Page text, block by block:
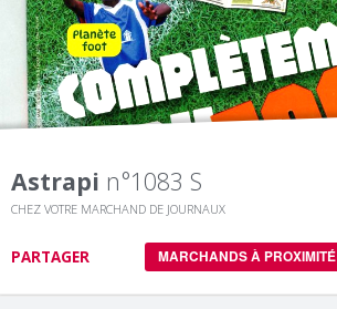
Astrapi n°1083 S
CHEZ VOTRE MARCHAND DE JOURNAUX
PARTAGER MARCHANDS À PROXIMITÉ